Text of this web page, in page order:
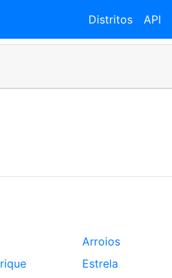
Distritos API
Arroios
Estrela